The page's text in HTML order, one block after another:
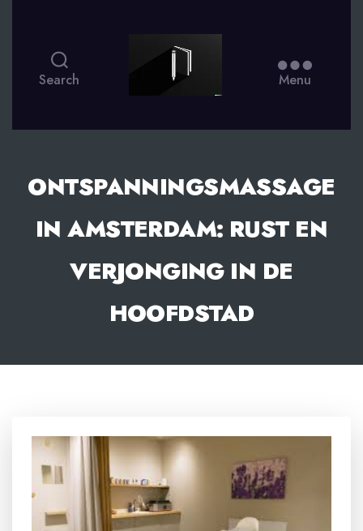
Search Menu
ONTSPANNINGSMASSAGE
IN AMSTERDAM: RUST EN
VERJONGING IN DE
HOOFDSTAD